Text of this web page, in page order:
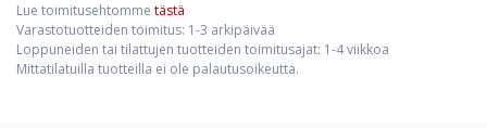
Lue toimitusehtomme tästä
Varastotuotteiden toimitus: 1-3 arkipäivää
Loppuneiden tai tilattujen tuotteiden toimitusajat: 1-4 viikkoa
Mittatilatuilla tuotteilla ei ole palautusoikeutta.